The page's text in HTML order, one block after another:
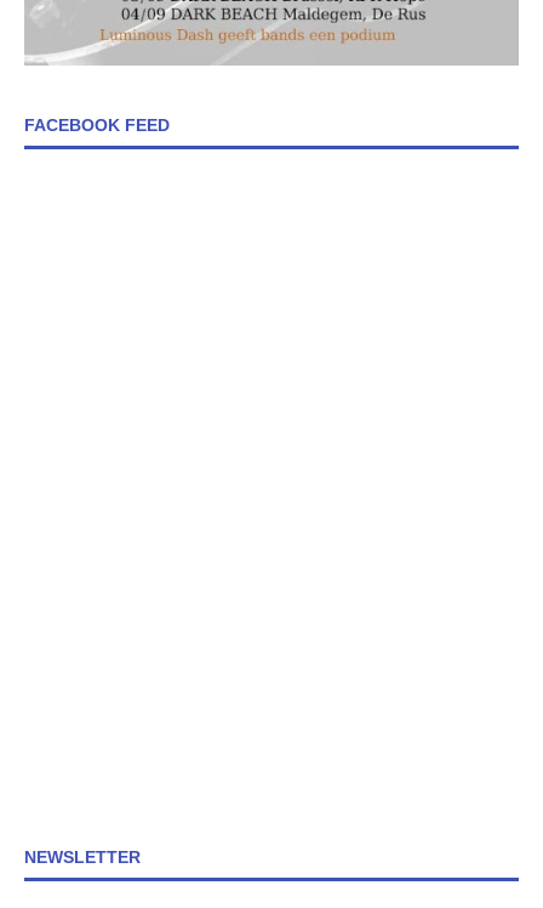
FACEBOOK FEED
NEWSLETTER